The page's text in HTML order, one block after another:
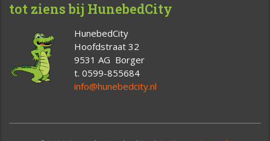
tot ziens bij HunebedCity
HunebedCity
Hoofdstraat 32
9531 AG Borger
t. 0599-855684
info@hunebedcity.nl